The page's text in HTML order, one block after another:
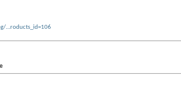
...roducts_id=106